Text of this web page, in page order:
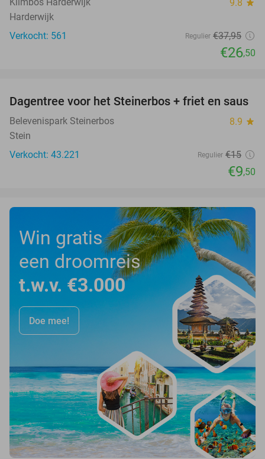
9.8 star
Harderwijk
Verkocht: 561
Regulier €37,95
€26,50
37%
Dagentree voor het Steinerbos + friet en saus
Belevenispark Steinerbos 8.9 star
Stein
Verkocht: 43.221
Regulier €15
€9,50
Win gratis
een droomreis
t.w.v. €3.000
Doe mee!